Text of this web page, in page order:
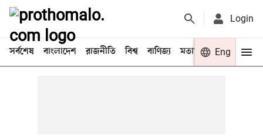
Login
সর্বশেষ বাংলাদেশ রাজনীতি বিশ্ব বাণিজ্য মতামত খেলা
Eng